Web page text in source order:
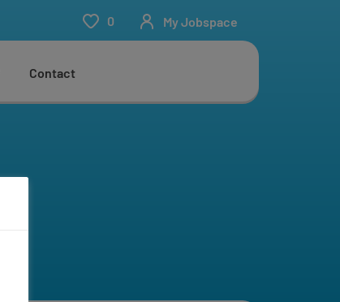
Contact
0 My Jobspace